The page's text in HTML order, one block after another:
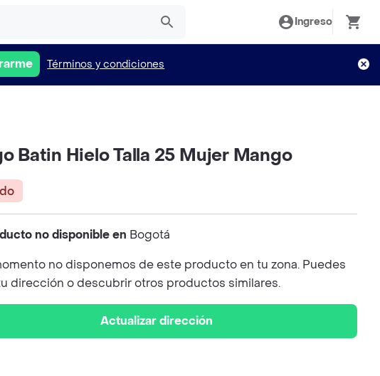
Ingreso
Términos y condiciones
Batin Hielo Talla 25 Mujer Mango
no disponible en Bogotá
no disponemos de este producto en tu zona. Puedes
dirección o descubrir otros productos similares.
Actualizar dirección